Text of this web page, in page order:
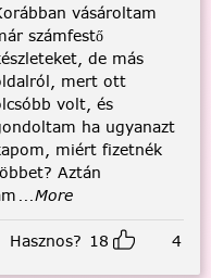
vásároltam
számfestő
de más
mert ott
volt, és
ha ugyanazt
miért fizetnék
Aztán
...More
Hasznos? 18 4